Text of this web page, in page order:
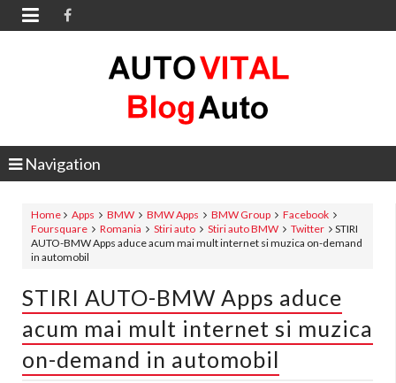

Navigation
Home Apps BMW BMW Apps BMW Group
Facebook
Foursquare
Romania Stiri auto Stiri auto BMW Twitter
STIRI
AUTO-BMW Apps aduce acum mai mult internet si muzica on-demand
in automobil
STIRI AUTO-BMW Apps aduce
acum mai mult internet si muzica
on-demand in automobil